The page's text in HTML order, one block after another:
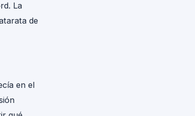
La
de
en el